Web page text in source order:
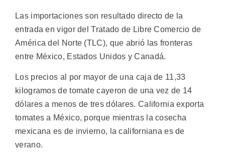
Las importaciones son resultado directo de la
entrada en vigor del Tratado de Libre Comercio de
América del Norte (TLC), que abrió las fronteras
entre México, Estados Unidos y Canadá.
Los precios al por mayor de una caja de 11,33
kilogramos de tomate cayeron de una vez de 14
dólares a menos de tres dólares. California exporta
tomates a México, porque mientras la cosecha
mexicana es de invierno, la californiana es de
verano.